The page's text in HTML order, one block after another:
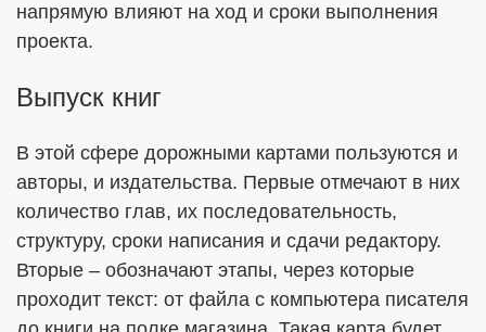
напрямую влияют на ход и сроки выполнения
проекта.
Выпуск книг
В этой сфере дорожными картами пользуются и
авторы, и издательства. Первые отмечают в них
количество глав, их последовательность,
структуру, сроки написания и сдачи редактору.
Вторые – обозначают этапы, через которые
проходит текст: от файла с компьютера писателя